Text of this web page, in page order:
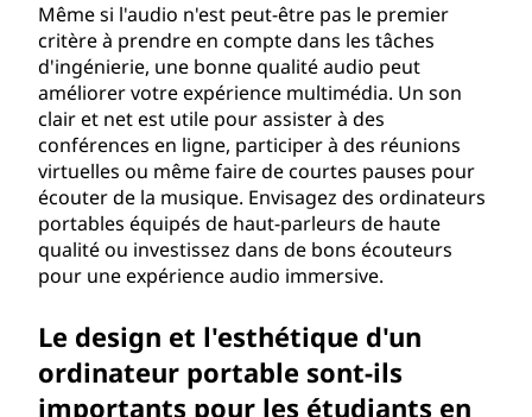
Même si l'audio n'est peut-être pas le premier
critère à prendre en compte dans les tâches
d'ingénierie, une bonne qualité audio peut
améliorer votre expérience multimédia. Un son
clair et net est utile pour assister à des
conférences en ligne, participer à des réunions
virtuelles ou même faire de courtes pauses pour
écouter de la musique. Envisagez des ordinateurs
portables équipés de haut-parleurs de haute
qualité ou investissez dans de bons écouteurs
pour une expérience audio immersive.
Le design et l'esthétique d'un
ordinateur portable sont-ils
importants pour les étudiants en